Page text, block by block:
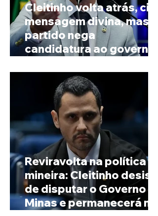
Cleitinho volta atrás, cita
mensagem divina, mas
partido nega
candidatura ao governo
Reviravolta na política
mineira: Cleitinho desiste
de disputar o Governo de
Minas e permanecerá no